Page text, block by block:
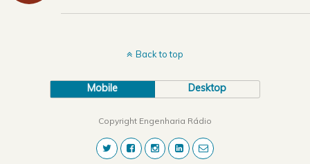
Back to top
Mobile Desktop
Copyright Engenharia Rádio